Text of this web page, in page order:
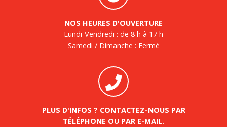
NOS HEURES D'OUVERTURE
Lundi-Vendredi : de 8 h à 17 h
Samedi / Dimanche : Fermé
PLUS D'INFOS ? CONTACTEZ-NOUS PAR
TÉLÉPHONE OU PAR E-MAIL.